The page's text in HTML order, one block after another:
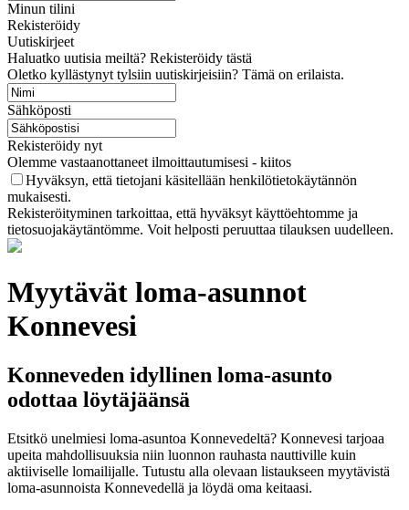
Minun tilini
Rekisteröidy
Uutiskirjeet
Haluatko uutisia meiltä? Rekisteröidy tästä
Oletko kyllästynyt tylsiin uutiskirjeisiin? Tämä on erilaista.
Sähköposti
Rekisteröidy nyt
Olemme vastaanottaneet ilmoittautumisesi - kiitos
Hyväksyn, että tietojani käsitellään henkilötietokäytännön
mukaisesti.
Rekisteröityminen tarkoittaa, että hyväksyt käyttöehtomme ja
tietosuojakäytäntömme. Voit helposti peruuttaa tilauksen uudelleen.
Myytävät loma-asunnot
Konnevesi
Konneveden idyllinen loma-asunto
odottaa löytäjäänsä
Etsitkö unelmiesi loma-asuntoa Konnevedeltä? Konnevesi tarjoaa
upeita mahdollisuuksia niin luonnon rauhasta nauttiville kuin
aktiiviselle lomailijalle. Tutustu alla olevaan listaukseen myytävistä
loma-asunnoista Konnevedellä ja löydä oma keitaasi.